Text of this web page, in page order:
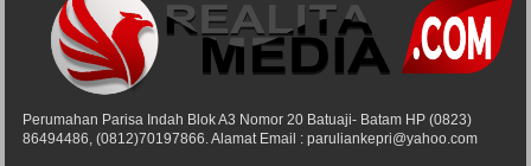
Perumahan Parisa Indah Blok A3 Nomor 20 Batuaji- Batam HP (0823)
86494486, (0812)70197866. Alamat Email : paruliankepri@yahoo.com